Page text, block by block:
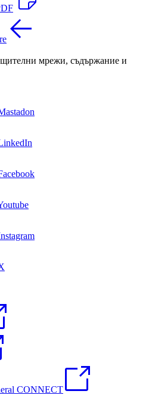
мрежи, съдържание и
CONNECT